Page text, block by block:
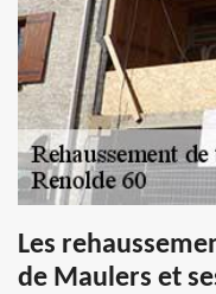
Les
de Maulers et